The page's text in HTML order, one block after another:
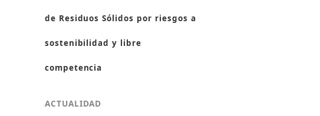
de Residuos Sólidos por riesgos a
sostenibilidad y libre
competencia
ACTUALIDAD